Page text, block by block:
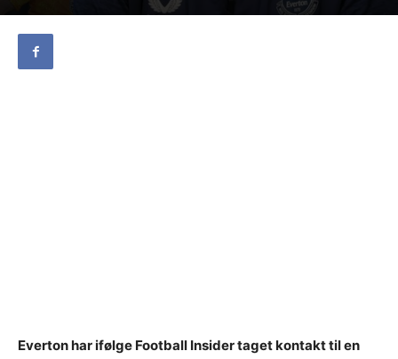
Everton har ifølge Football Insider taget kontakt til en